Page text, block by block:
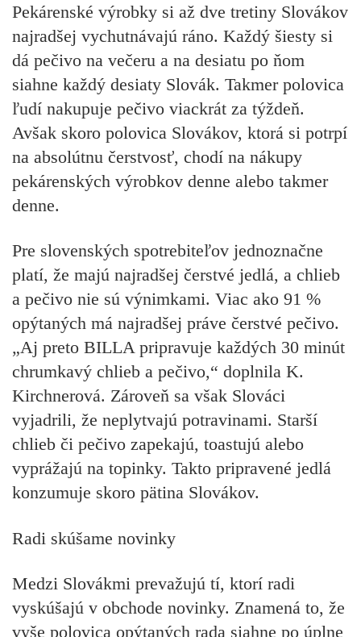
Pekárenské výrobky si až dve tretiny Slovákov
najradšej vychutnávajú ráno. Každý šiesty si
dá pečivo na večeru a na desiatu po ňom
siahne každý desiaty Slovák. Takmer polovica
ľudí nakupuje pečivo viackrát za týždeň.
Avšak skoro polovica Slovákov, ktorá si potrpí
na absolútnu čerstvosť, chodí na nákupy
pekárenských výrobkov denne alebo takmer
denne.
Pre slovenských spotrebiteľov jednoznačne
platí, že majú najradšej čerstvé jedlá, a chlieb
a pečivo nie sú výnimkami. Viac ako 91 %
opýtaných má najradšej práve čerstvé pečivo.
„Aj preto BILLA pripravuje každých 30 minút
chrumkavý chlieb a pečivo,“ doplnila K.
Kirchnerová. Zároveň sa však Slováci
vyjadrili, že neplytvajú potravinami. Starší
chlieb či pečivo zapekajú, toastujú alebo
vyprážajú na topinky. Takto pripravené jedlá
konzumuje skoro pätina Slovákov.
Radi skúšame novinky
Medzi Slovákmi prevažujú tí, ktorí radi
vyskúšajú v obchode novinky. Znamená to, že
vyše polovica opýtaných rada siahne po úplne